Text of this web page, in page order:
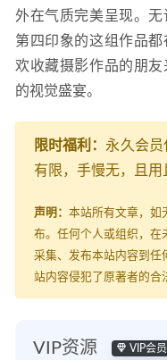
外在气质完美呈现。无
第四印象的这组作品
欢收藏摄影作品的朋
的视觉盛宴。
限时福利： 永久会员
有限，手慢无，且用
声明： 本站所有文章，如
布。任何个人或组织，在
采集、发布本站内容到任
站内容侵犯了原著者的合
VIP资源 VIP会